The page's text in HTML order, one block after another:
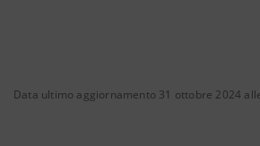
Data ultimo aggiornamento 31 ottobre 2024